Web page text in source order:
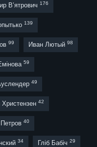
В’ятрович 176
139
99 Иван Лютый 98
59
49
42
40
34 Гліб Бабіч 29